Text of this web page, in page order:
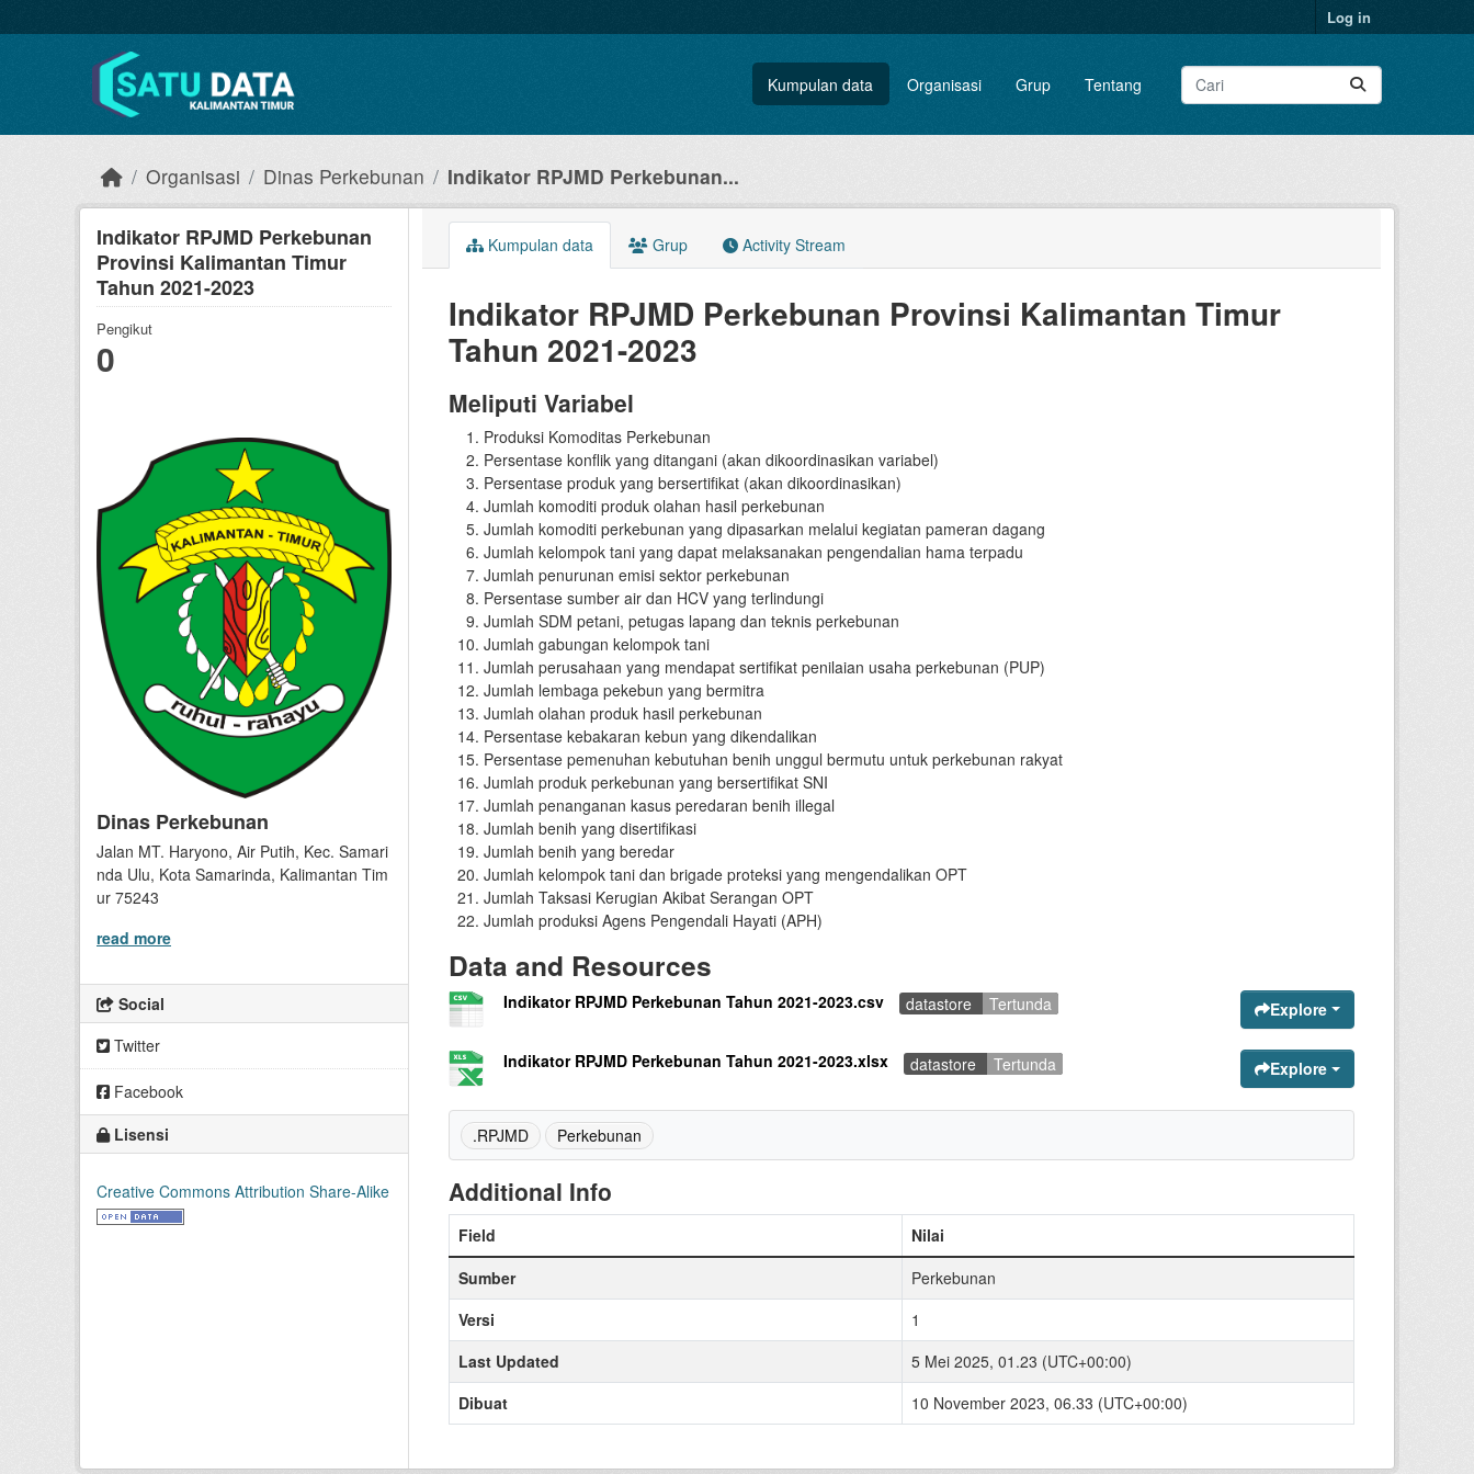
Log in
Kumpulan data Organisasi Grup Tentang
Organisasi Dinas Perkebunan Indikator RPJMD Perkebunan...
Indikator RPJMD Perkebunan
Provinsi Kalimantan Timur
Tahun 2021-2023
Pengikut
0
Dinas Perkebunan
Jalan MT. Haryono, Air Putih, Kec. Samari
nda Ulu, Kota Samarinda, Kalimantan Tim
ur 75243
read more
Social
Twitter
Facebook
Lisensi
Creative Commons Attribution Share-Alike
Kumpulan data Grup Activity Stream
Indikator RPJMD Perkebunan Provinsi Kalimantan Timur
Tahun 2021-2023
Meliputi Variabel
Produksi Komoditas Perkebunan
Persentase konflik yang ditangani (akan dikoordinasikan variabel)
Persentase produk yang bersertifikat (akan dikoordinasikan)
Jumlah komoditi produk olahan hasil perkebunan
Jumlah komoditi perkebunan yang dipasarkan melalui kegiatan pameran dagang
Jumlah kelompok tani yang dapat melaksanakan pengendalian hama terpadu
Jumlah penurunan emisi sektor perkebunan
Persentase sumber air dan HCV yang terlindungi
Jumlah SDM petani, petugas lapang dan teknis perkebunan
Jumlah gabungan kelompok tani
Jumlah perusahaan yang mendapat sertifikat penilaian usaha perkebunan (PUP)
Jumlah lembaga pekebun yang bermitra
Jumlah olahan produk hasil perkebunan
Persentase kebakaran kebun yang dikendalikan
Persentase pemenuhan kebutuhan benih unggul bermutu untuk perkebunan rakyat
Jumlah produk perkebunan yang bersertifikat SNI
Jumlah penanganan kasus peredaran benih illegal
Jumlah benih yang disertifikasi
Jumlah benih yang beredar
Jumlah kelompok tani dan brigade proteksi yang mengendalikan OPT
Jumlah Taksasi Kerugian Akibat Serangan OPT
Jumlah produksi Agens Pengendali Hayati (APH)
Data and Resources
Indikator RPJMD Perkebunan Tahun 2021-2023.csv datastore Tertunda Explore
Indikator RPJMD Perkebunan Tahun 2021-2023.xlsx datastore Tertunda Explore
.RPJMD Perkebunan
Additional Info
Field
Nilai
Sumber
Perkebunan
Versi
1
Last Updated
5 Mei 2025, 01.23 (UTC+00:00)
Dibuat
10 November 2023, 06.33 (UTC+00:00)